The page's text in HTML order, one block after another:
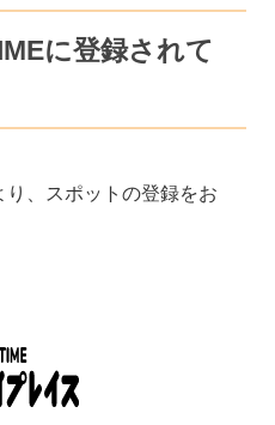
に登録されて
り、スポットの登録をお